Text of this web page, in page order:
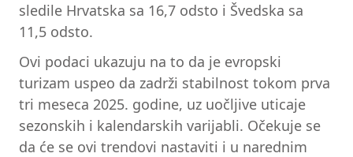
sledile Hrvatska sa 16,7 odsto i Švedska sa
11,5 odsto.
Ovi podaci ukazuju na to da je evropski
turizam uspeo da zadrži stabilnost tokom prva
tri meseca 2025. godine, uz uočljive uticaje
sezonskih i kalendarskih varijabli. Očekuje se
da će se ovi trendovi nastaviti i u narednim